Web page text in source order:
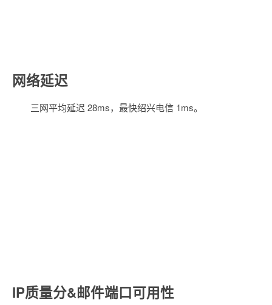
网络延迟
三网平均延迟 28ms，最快绍兴电信 1ms。
IP质量分&邮件端口可用性